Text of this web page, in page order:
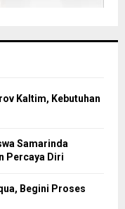
Kaltim, Kebutuhan
Samarinda
Percaya Diri
Begini Proses